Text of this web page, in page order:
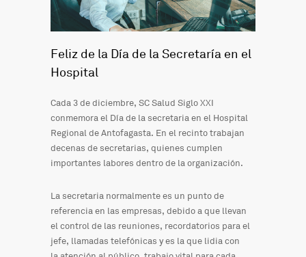
Feliz de la Día de la Secretaría en el
Hospital
Cada 3 de diciembre, SC Salud Siglo XXI
conmemora el Día de la secretaria en el Hospital
Regional de Antofagasta. En el recinto trabajan
decenas de secretarias, quienes cumplen
importantes labores dentro de la organización.
La secretaria normalmente es un punto de
referencia en las empresas, debido a que llevan
el control de las reuniones, recordatorios para el
jefe, llamadas telefónicas y es la que lidia con